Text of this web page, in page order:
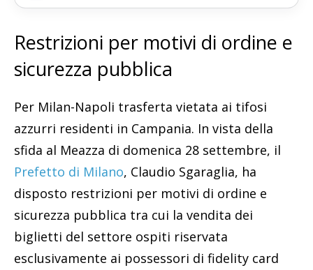
Restrizioni per motivi di ordine e
sicurezza pubblica
Per Milan-Napoli trasferta vietata ai tifosi
azzurri residenti in Campania. In vista della
sfida al Meazza di domenica 28 settembre, il
Prefetto di Milano, Claudio Sgaraglia, ha
disposto restrizioni per motivi di ordine e
sicurezza pubblica tra cui la vendita dei
biglietti del settore ospiti riservata
esclusivamente ai possessori di fidelity card